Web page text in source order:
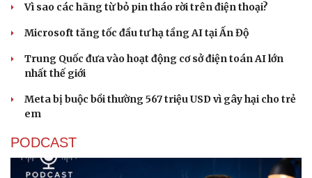
Lịch thi đấu bóng đá
eSports
Hậu trường
Xe máy
Vì sao các hãng từ bỏ pin tháo rời trên điện thoại?
Microsoft tăng tốc đầu tư hạ tầng AI tại Ấn Độ
Trung Quốc đưa vào hoạt động cơ sở điện toán AI lớn
nhất thế giới
Meta bị buộc bồi thường 567 triệu USD vì gây hại cho trẻ
em
PODCAST